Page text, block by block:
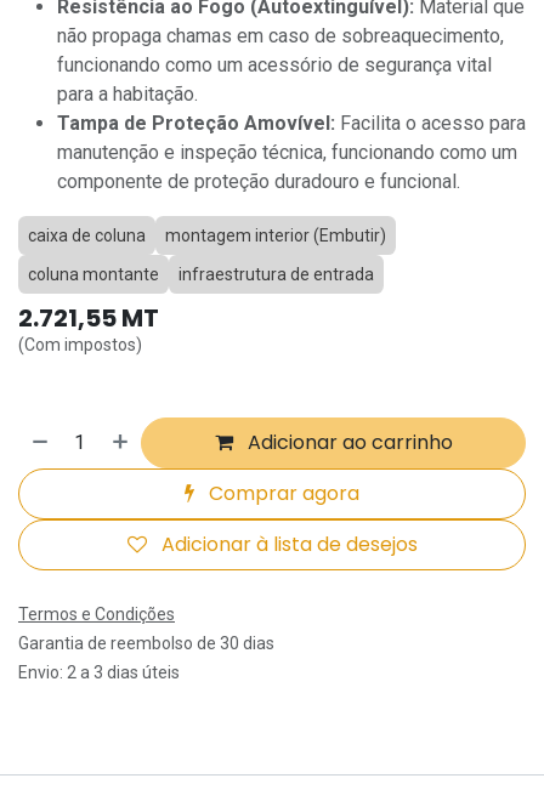
Resistência ao Fogo (Autoextinguível): Material que
não propaga chamas em caso de sobreaquecimento,
funcionando como um acessório de segurança vital
para a habitação.
Tampa de Proteção Amovível: Facilita o acesso para
manutenção e inspeção técnica, funcionando como um
componente de proteção duradouro e funcional.
caixa de coluna
montagem interior (Embutir)
coluna montante
infraestrutura de entrada
2.721,55MT
(Com impostos)
Adicionar ao carrinho
Comprar agora
Adicionar à lista de desejos
Termos e Condições
Garantia de reembolso de 30 dias
Envio: 2 a 3 dias úteis